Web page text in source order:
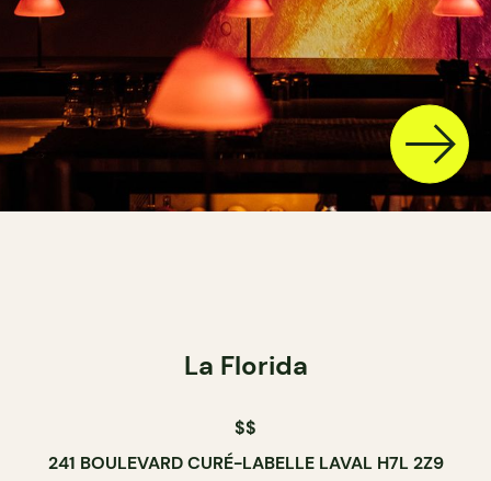
La Florida
$$
241 BOULEVARD CURÉ-LABELLE LAVAL H7L 2Z9